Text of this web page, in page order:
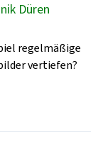
Düren
regelmäßige
vertiefen?